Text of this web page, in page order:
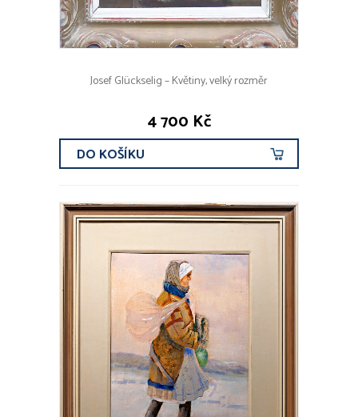
Josef Glückselig – Květiny, velký rozměr
4 700 Kč
DO KOŠÍKU